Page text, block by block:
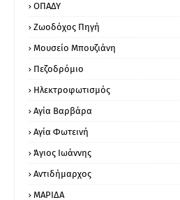
ΟΠΑΔΥ
Ζωοδόχος Πηγή
Μουσείο Μπουζιάνη
Πεζοδρόμιο
Ηλεκτροφωτισμός
Αγία Βαρβάρα
Αγία Φωτεινή
Άγιος Ιωάννης
Αντιδήμαρχος
ΜΑΡΙΔΑ